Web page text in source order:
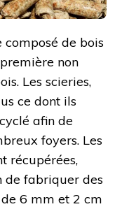
de bois
non
Les scieries,
ce dont ils
afin de
foyers. Les
récupérées,
de fabriquer des
6 mm et 2 cm